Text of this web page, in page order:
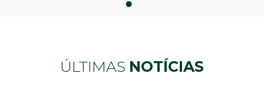
ÚLTIMAS NOTÍCIAS